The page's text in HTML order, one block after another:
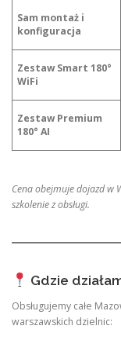
Sam montaż i
konfiguracja
Zestaw Smart 180°
WiFi
Zestaw Premium
180° AI
Cena obejmuje dojazd w
szkolenie z obsługi.
Gdzie
Obsługujemy całe
warszawskich dzielnic: